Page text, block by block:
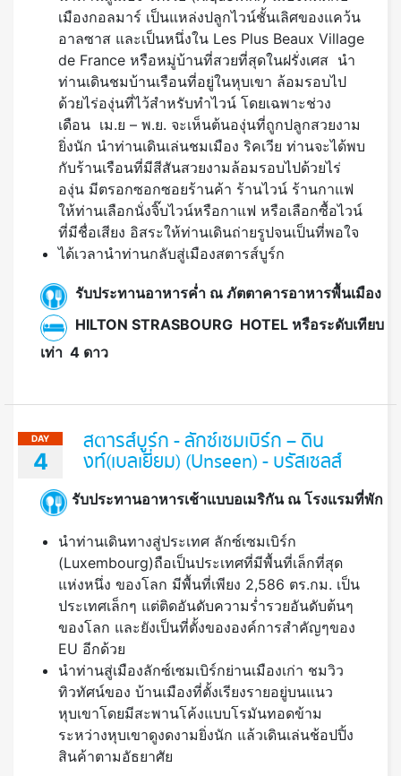
เมืองกอลมาร์ เป็นแหล่งปลูกไวน์ชั้นเลิศของแคว้น
อาลซาส และเป็นหนึ่งใน Les Plus Beaux Village
de France หรือหมู่บ้านที่สวยที่สุดในฝรั่งเศส นำ
ท่านเดินชมบ้านเรือนที่อยู่ในหุบเขา ล้อมรอบไป
ด้วยไร่องุ่นที่ไว้สำหรับทำไวน์ โดยเฉพาะช่วง
เดือน เม.ย – พ.ย. จะเห็นต้นองุ่นที่ถูกปลูกสวยงาม
ยิ่งนัก นำท่านเดินเล่นชมเมือง ริคเวีย ท่านจะได้พบ
กับร้านเรือนที่มีสีสันสวยงามล้อมรอบไปด้วยไร่
องุ่น มีตรอกซอกซอยร้านค้า ร้านไวน์ ร้านกาแฟ
ให้ท่านเลือกนั่งจิ๊บไวน์หรือกาแฟ หรือเลือกซื้อไวน์
ที่มีชื่อเสียง อิสระให้ท่านเดินถ่ายรูปจนเป็นที่พอใจ
ได้เวลานำท่านกลับสู่เมืองสตารส์บูร์ก
รับประทานอาหารค่ำ ณ ภัตตาคารอาหารพื้นเมือง
HILTON STRASBOURG HOTEL หรือระดับเทียบ
เท่า 4 ดาว
DAY
4
สตารส์บูร์ก - ลักซ์เซมเบิร์ก – ดิน
งท์(เบลเยี่ยม) (Unseen) - บรัสเซลส์
รับประทานอาหารเช้าแบบอเมริกัน ณ โรงแรมที่พัก
นำท่านเดินทางสู่ประเทศ ลักซ์เซมเบิร์ก
(Luxembourg)ถือเป็นประเทศที่มีพื้นที่เล็กที่สุด
แห่งหนึ่ง ของโลก มีพื้นที่เพียง 2,586 ตร.กม. เป็น
ประเทศเล็กๆ แต่ติดอันดับความร่ำรวยอันดับต้นๆ
ของโลก และยังเป็นที่ตั้งขององค์การสำคัญๆของ
EU อีกด้วย
นำท่านสู่เมืองลักซ์เซมเบิร์กย่านเมืองเก่า ชมวิว
ทิวทัศน์ของ บ้านเมืองที่ตั้งเรียงรายอยู่บนแนว
หุบเขาโดยมีสะพานโค้งแบบโรมันทอดข้าม
ระหว่างหุบเขาดูงดงามยิ่งนัก แล้วเดินเล่นช้อปปิ้ง
สินค้าตามอัธยาศัย